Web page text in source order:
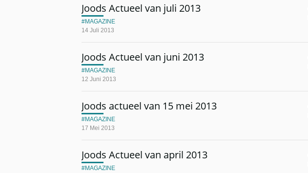
Joods Actueel van juli 2013
14 Juli 2013
MAGAZINE
Joods Actueel van juni 2013
12 Juni 2013
MAGAZINE
Joods actueel van 15 mei 2013
17 Mei 2013
MAGAZINE
Joods Actueel van april 2013
MAGAZINE